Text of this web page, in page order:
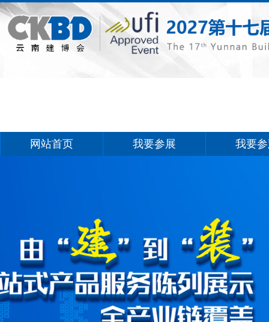
网站首页 我要参展 我要